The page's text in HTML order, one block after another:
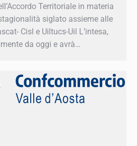
assieme alle parti
e Uiltucs-Uil L’intesa, che
da oggi e avrà…